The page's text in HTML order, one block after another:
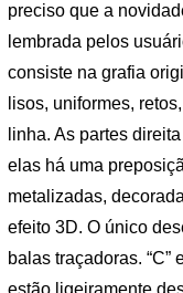
preciso que a
lembrada pelos
consiste na grafia
lisos, uniformes,
linha. As partes
elas há uma
metalizadas,
efeito 3D. O único
balas traçadoras. “C”